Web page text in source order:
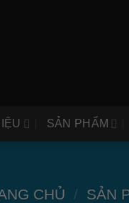
SẢN PHẨM
CHỦ / SẢN